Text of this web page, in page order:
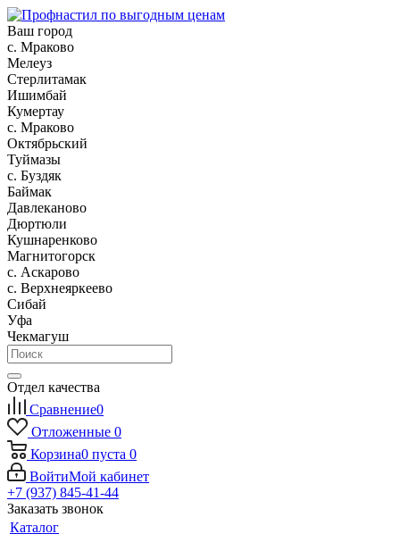
Ваш город
c. Мраково
Мелеуз
Стерлитамак
Ишимбай
Кумертау
c. Мраково
Октябрьский
Туймазы
c. Буздяк
Баймак
Давлеканово
Дюртюли
Кушнаренково
Магнитогорск
с. Аскарово
с. Верхнеяркеево
Сибай
Уфа
Чекмагуш
Отдел качества
Сравнение0
Отложенные 0
Корзина0 пуста 0
ВойтиМой кабинет
+7 (937) 845-41-44
Заказать звонок
Каталог